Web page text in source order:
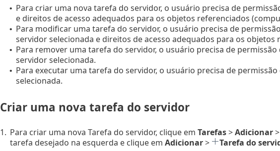
• Para criar uma nova tarefa do servidor, o usuário precisa de
e direitos de acesso adequados para os objetos referenciados
• Para modificar uma tarefa do servidor, o usuário precisa de
servidor selecionada e direitos de acesso adequados para os
• Para remover uma tarefa do servidor, o usuário precisa de permissão
servidor selecionada.
• Para executar uma tarefa do servidor, o usuário precisa de permissão
selecionada.
Criar uma nova tarefa do servidor
1. Para criar uma nova Tarefa do servidor, clique em Tarefas>Adicionar>
tarefa desejado na esquerda e clique em Adicionar> Tarefa do